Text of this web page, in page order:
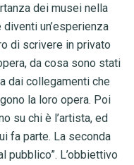
dei musei nella
un’esperienza
di scrivere in privato
da cosa sono stati
dai collegamenti che
la loro opera. Poi
su chi è l’artista, ed
fa parte. La seconda
pubblico”. L’obbiettivo